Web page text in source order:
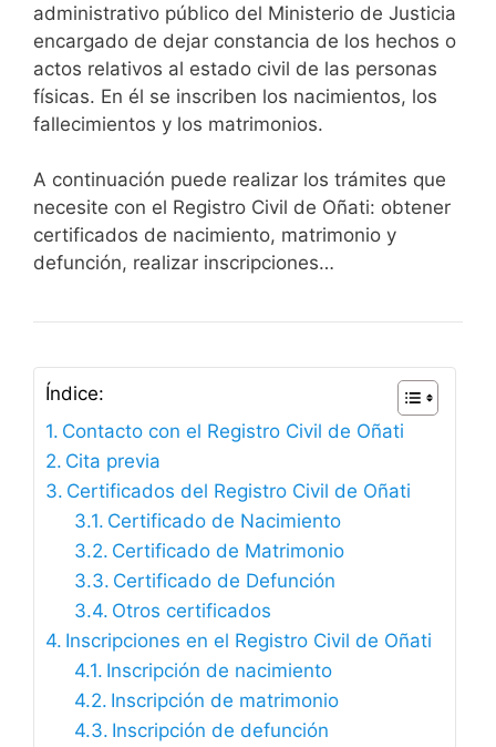
administrativo público del Ministerio de Justicia
encargado de dejar constancia de los hechos o
actos relativos al estado civil de las personas
físicas. En él se inscriben los nacimientos, los
fallecimientos y los matrimonios.
A continuación puede realizar los trámites que
necesite con el Registro Civil de Oñati: obtener
certificados de nacimiento, matrimonio y
defunción, realizar inscripciones…
Índice:
Contacto con el Registro Civil de Oñati
Cita previa
Certificados del Registro Civil de Oñati
Certificado de Nacimiento
Certificado de Matrimonio
Certificado de Defunción
Otros certificados
Inscripciones en el Registro Civil de Oñati
Inscripción de nacimiento
Inscripción de matrimonio
Inscripción de defunción